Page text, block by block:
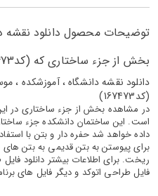
توضیحات محصول دانلود نقشه
بخش از جزء ساختاری که (کد167473)
دانلود نقشه دانشگاه ، آموزشکده
(کد167473)
در مشاهده بخش از جزء ساختاری در
است. این ساختمان دانشکده جزء
برای پیوستن به بتن قدیمی به بتن
ریخت. برای اطلاعات بیشتر دانلود
فایل طراحی اتوکد و دیگر فایل های